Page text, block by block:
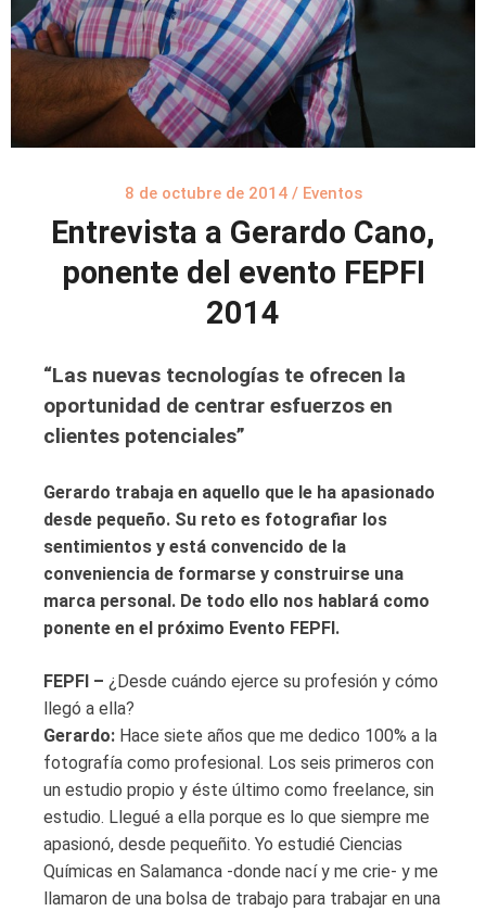
8 de octubre de 2014/ Eventos
Entrevista a Gerardo Cano,
ponente del evento FEPFI
2014
“Las nuevas tecnologías te ofrecen la
oportunidad de centrar esfuerzos en
clientes potenciales”
Gerardo trabaja en aquello que le ha apasionado
desde pequeño. Su reto es fotografiar los
sentimientos y está convencido de la
conveniencia de formarse y construirse una
marca personal. De todo ello nos hablará como
ponente en el próximo Evento FEPFI.
FEPFI – ¿Desde cuándo ejerce su profesión y cómo
llegó a ella?
Gerardo: Hace siete años que me dedico 100% a la
fotografía como profesional. Los seis primeros con
un estudio propio y éste último como freelance, sin
estudio. Llegué a ella porque es lo que siempre me
apasionó, desde pequeñito. Yo estudié Ciencias
Químicas en Salamanca -donde nací y me crie- y me
llamaron de una bolsa de trabajo para trabajar en una